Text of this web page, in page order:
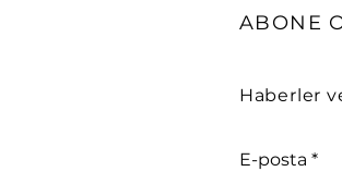
ABONE
Haberler
E-posta